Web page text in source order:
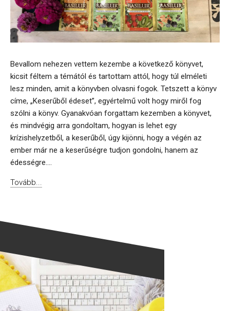
Bevallom nehezen vettem kezembe a következő könyvet,
kicsit féltem a témától és tartottam attól, hogy túl elméleti
lesz minden, amit a könyvben olvasni fogok. Tetszett a könyv
címe, „Keserűből édeset”, egyértelmű volt hogy miről fog
szólni a könyv. Gyanakvóan forgattam kezemben a könyvet,
és mindvégig arra gondoltam, hogyan is lehet egy
krízishelyzetből, a keserűből, úgy kijönni, hogy a végén az
ember már ne a keserűségre tudjon gondolni, hanem az
édességre....
Tovább...